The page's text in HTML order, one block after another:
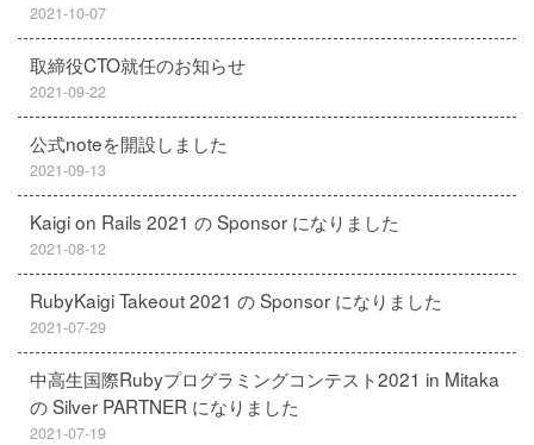
2021-10-07
取締役CTO就任のお知らせ
2021-09-22
公式noteを開設しました
2021-09-13
Kaigi on Rails 2021 の Sponsor になりました
2021-08-12
RubyKaigi Takeout 2021 の Sponsor になりました
2021-07-29
中高生国際Rubyプログラミングコンテスト2021 in Mitaka
の Silver PARTNER になりました
2021-07-19